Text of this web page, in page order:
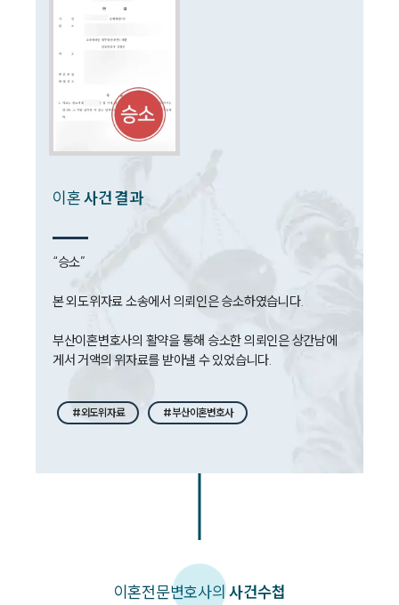
법률 블로그
법률서식
뉴스레터/브로슈어
세미나
대륜법률상담예약
대륜법률상담예약
이혼사건 결과
“승소”
본 외도위자료 소송에서 의뢰인은 승소하였습니다.
부산이혼변호사의 활약을 통해 승소한 의뢰인은 상간남에
게서 거액의 위자료를 받아낼 수 있었습니다.
#외도위자료 #부산이혼변호사
이혼전문변호사의사건수첩